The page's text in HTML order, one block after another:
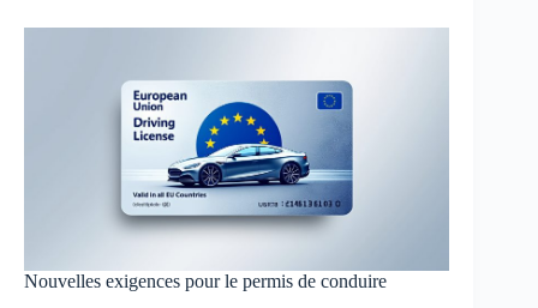
Nouvelles exigences pour le permis de conduire